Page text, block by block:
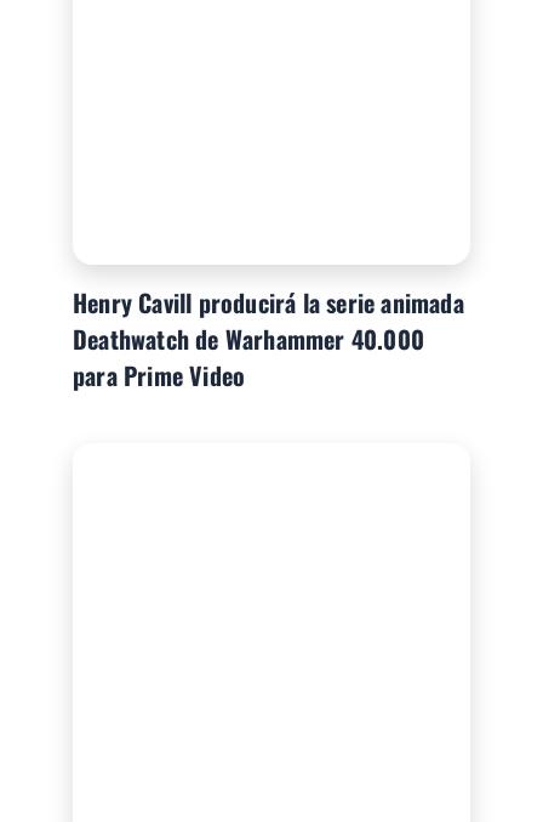
Henry Cavill producirá la serie animada
Deathwatch de Warhammer 40.000
para Prime Video